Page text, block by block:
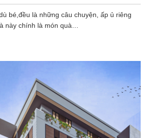
bé,đều là những câu chuyện, ấp ủ riêng
này chính là món quà…